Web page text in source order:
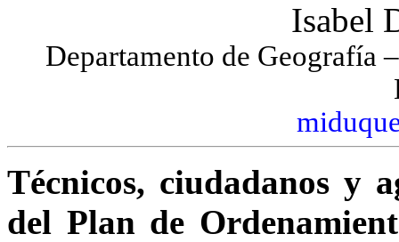
Isabel
Departamento de Geografía
Técnicos, ciudadanos y
del Plan de